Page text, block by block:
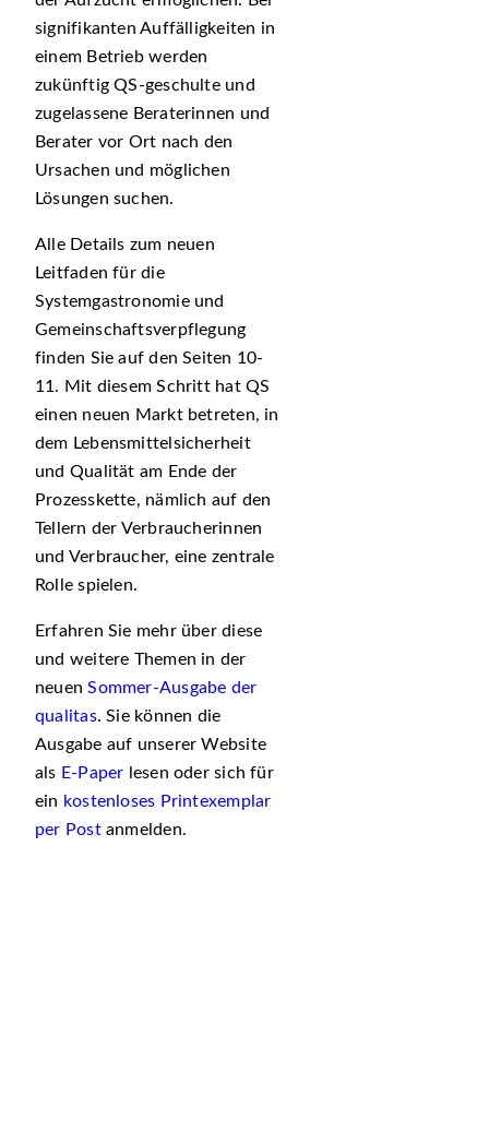
signifikanten Auffälligkeiten in
einem Betrieb werden
zukünftig QS-geschulte und
zugelassene Beraterinnen und
Berater vor Ort nach den
Ursachen und möglichen
Lösungen suchen.
Alle Details zum neuen
Leitfaden für die
Systemgastronomie und
Gemeinschaftsverpflegung
finden Sie auf den Seiten 10-
11. Mit diesem Schritt hat QS
einen neuen Markt betreten, in
dem Lebensmittelsicherheit
und Qualität am Ende der
Prozesskette, nämlich auf den
Tellern der Verbraucherinnen
und Verbraucher, eine zentrale
Rolle spielen.
Erfahren Sie mehr über diese
und weitere Themen in der
neuenSommer-Ausgabe der
qualitas. Sie können die
Ausgabe auf unserer Website
als E-Paper lesen oder sich für
ein kostenloses Printexemplar
per Postanmelden.